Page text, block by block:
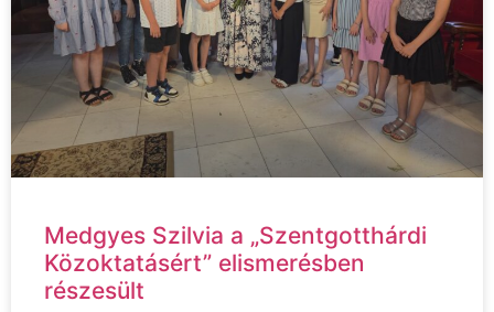
Medgyes Szilvia a „Szentgotthárdi
Közoktatásért” elismerésben
részesült